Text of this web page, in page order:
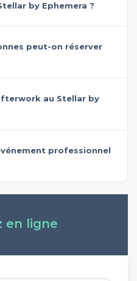
by Ephemera ?
peut-on réserver
au Stellar by
professionnel
en ligne